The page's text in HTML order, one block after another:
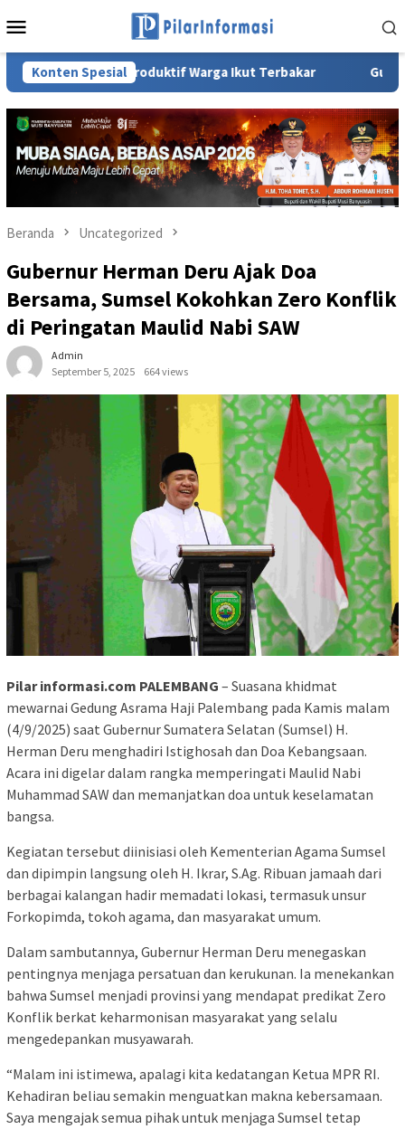
ke
Mobile
Konten Spesial
Produktif Warga Ikut Terbakar Gubernur Herman
Beranda Uncategorized
Gubernur Herman Deru Ajak Doa
Bersama, Sumsel Kokohkan Zero Konflik
di Peringatan Maulid Nabi SAW
Admin
September 5, 2025
664 views
Pilar informasi.com PALEMBANG – Suasana khidmat
mewarnai Gedung Asrama Haji Palembang pada Kamis malam
(4/9/2025) saat Gubernur Sumatera Selatan (Sumsel) H.
Herman Deru menghadiri Istighosah dan Doa Kebangsaan.
Acara ini digelar dalam rangka memperingati Maulid Nabi
Muhammad SAW dan memanjatkan doa untuk keselamatan
bangsa.
Kegiatan tersebut diinisiasi oleh Kementerian Agama Sumsel
dan dipimpin langsung oleh H. Ikrar, S.Ag. Ribuan jamaah dari
berbagai kalangan hadir memadati lokasi, termasuk unsur
Forkopimda, tokoh agama, dan masyarakat umum.
Dalam sambutannya, Gubernur Herman Deru menegaskan
pentingnya menjaga persatuan dan kerukunan. Ia menekankan
bahwa Sumsel menjadi provinsi yang mendapat predikat Zero
Konflik berkat keharmonisan masyarakat yang selalu
mengedepankan musyawarah.
“Malam ini istimewa, apalagi kita kedatangan Ketua MPR RI.
Kehadiran beliau semakin menguatkan makna kebersamaan.
Saya mengajak semua pihak untuk menjaga Sumsel tetap